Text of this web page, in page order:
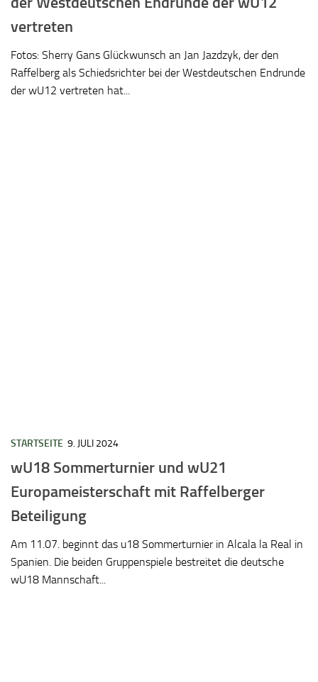
vertreten
Fotos: Sherry Gans Glückwunsch an Jan Jazdzyk, der den
Raffelberg als Schiedsrichter bei der Westdeutschen Endrunde
der wU12 vertreten hat...
STARTSEITE 9. JULI 2024
wU18 Sommerturnier und wU21
Europameisterschaft mit Raffelberger
Beteiligung
Am 11.07. beginnt das u18 Sommerturnier in Alcala la Real in
Spanien. Die beiden Gruppenspiele bestreitet die deutsche
wU18 Mannschaft...